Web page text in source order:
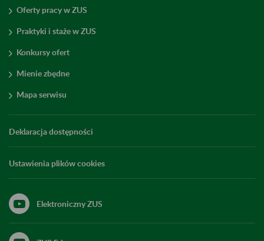
Oferty pracy w ZUS
Praktyki i staże w ZUS
Konkursy ofert
Mienie zbędne
Mapa serwisu
Deklaracja dostępności
Ustawienia plików cookies
Elektroniczny ZUS